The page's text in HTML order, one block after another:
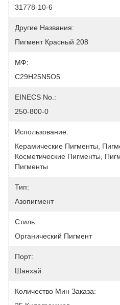
31778-10-6
Другие Названия:
Пигмент Красный 208
МФ:
C29H25N5O5
EINECS No.:
250-800-0
Использование:
Керамические Пигменты,
Косметические Пигменты,
Пигменты
Тип:
Азопигмент
Стиль:
Органический Пигмент
Порт:
Шанхай
Количество Мин Заказа: